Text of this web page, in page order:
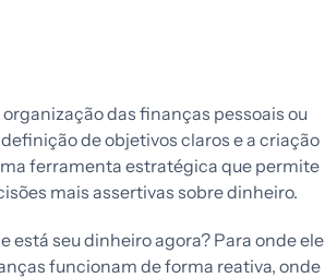
das finanças pessoais ou
de objetivos claros e a criação
ferramenta estratégica que permite
mais assertivas sobre dinheiro.
está seu dinheiro agora? Para onde ele
funcionam de forma reativa, onde